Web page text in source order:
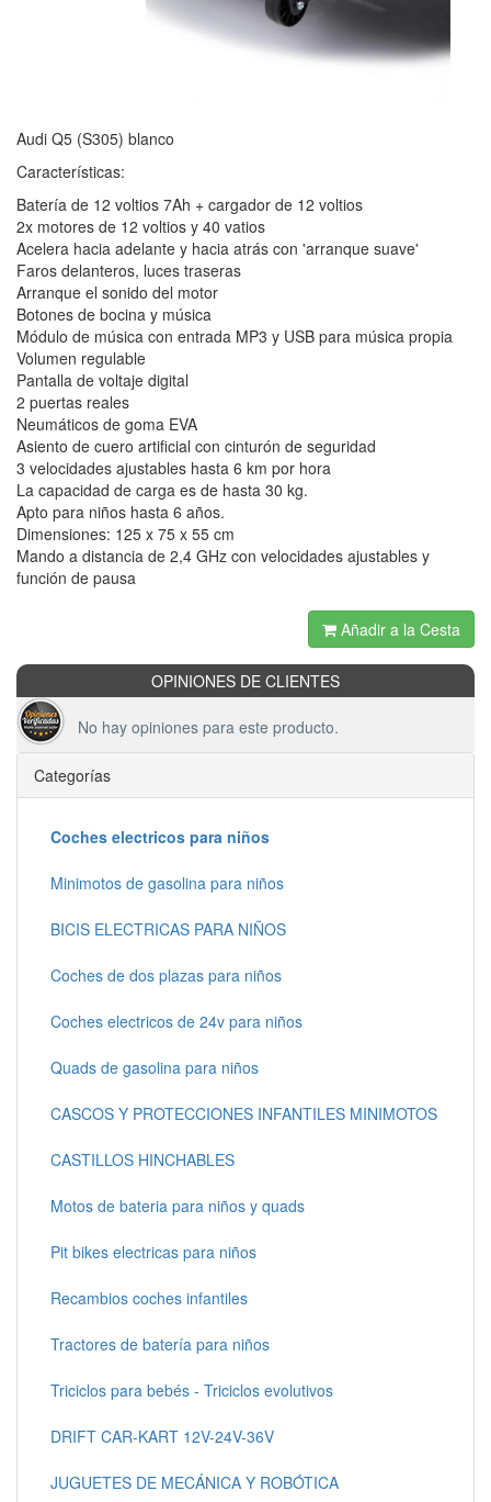
Audi Q5 (S305) blanco
Características:
Batería de 12 voltios 7Ah + cargador de 12 voltios
2x motores de 12 voltios y 40 vatios
Acelera hacia adelante y hacia atrás con 'arranque suave'
Faros delanteros, luces traseras
Arranque el sonido del motor
Botones de bocina y música
Módulo de música con entrada MP3 y USB para música propia
Volumen regulable
Pantalla de voltaje digital
2 puertas reales
Neumáticos de goma EVA
Asiento de cuero artificial con cinturón de seguridad
3 velocidades ajustables hasta 6 km por hora
La capacidad de carga es de hasta 30 kg.
Apto para niños hasta 6 años.
Dimensiones: 125 x 75 x 55 cm
Mando a distancia de 2,4 GHz con velocidades ajustables y
función de pausa
Añadir a la Cesta
OPINIONES DE CLIENTES
No hay opiniones para este producto.
Categorías
Coches electricos para niños
Minimotos de gasolina para niños
BICIS ELECTRICAS PARA NIÑOS
Coches de dos plazas para niños
Coches electricos de 24v para niños
Quads de gasolina para niños
CASCOS Y PROTECCIONES INFANTILES MINIMOTOS
CASTILLOS HINCHABLES
Motos de bateria para niños y quads
Pit bikes electricas para niños
Recambios coches infantiles
Tractores de batería para niños
Triciclos para bebés - Triciclos evolutivos
DRIFT CAR-KART 12V-24V-36V
JUGUETES DE MECÁNICA Y ROBÓTICA